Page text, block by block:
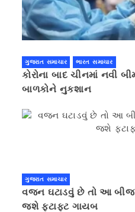
ગુજરાત સમાચાર ભારત સમાચાર
કોરોના બાદ ચીનમાં નવી
બાળકોને નુકશાન
ગુજરાત સમાચાર
વજન ઘટાડવું છે તો આ
જશે ફટાફટ ગાયબ